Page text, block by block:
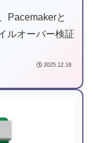
Pacemakerと
ルオーバー検証
2025.12.18